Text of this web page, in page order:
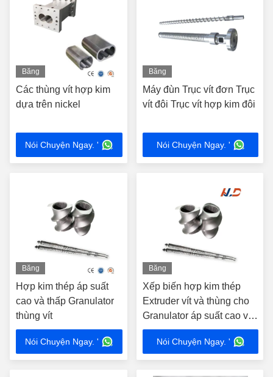
Băng
hình
Các thùng vít hợp kim
dựa trên nickel
Nói Chuyện Ngay. '
Băng
hình
Máy đùn Trục vít đơn Trục
vít đôi Trục vít hợp kim đôi
Nói Chuyện Ngay. '
Băng
Hợp kim thép áp suất
cao và thấp Granulator
thùng vít
Nói Chuyện Ngay. '
Băng
hình
Xếp biến hợp kim thép
Extruder vít và thùng cho
Granulator áp suất cao và
thấp
Nói Chuyện Ngay. '